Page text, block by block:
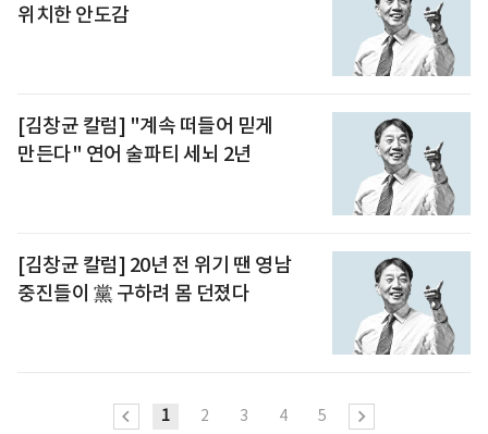
위치한 안도감
[김창균 칼럼] "계속 떠들어 믿게
만든다" 연어 술파티 세뇌 2년
[김창균 칼럼] 20년 전 위기 땐 영남
중진들이 黨 구하려 몸 던졌다
1 2 3 4 5